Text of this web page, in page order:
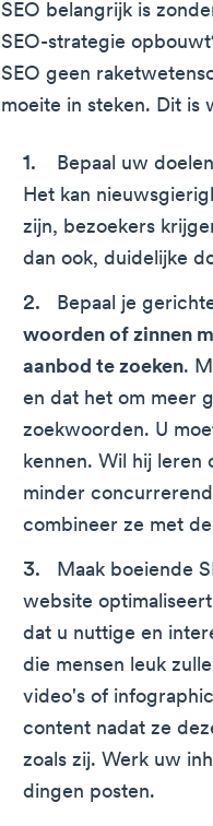
SEO belangrijk is
SEO-strategie
SEO geen
moeite in steken. Dit is
Bepaal uw
Het kan
zijn, bezoekers
dan ook, duidelijke
Bepaal je
woorden of zinnen
aanbod te zoeken.
en dat het om meer
zoekwoorden. U
kennen. Wil hij leren
minder
combineer ze met
Maak boeiende
website
dat u nuttige en
die mensen leuk
video's of
content nadat ze
zoals zij. Werk uw
dingen posten.